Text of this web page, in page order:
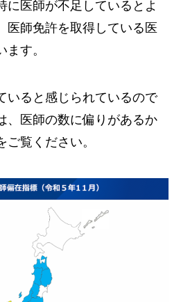
に医師が不足しているとよ
医師免許を取得している医
す。
いると感じられているので
、医師の数に偏りがあるか
ご覧ください。